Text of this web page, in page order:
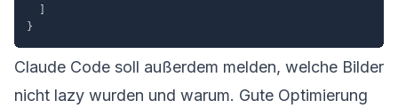
}
Claude Code soll außerdem melden, welche Bilder
nicht lazy wurden und warum. Gute Optimierung